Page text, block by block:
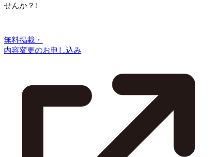
せんか？!
無料掲載・
内容変更のお申し込み